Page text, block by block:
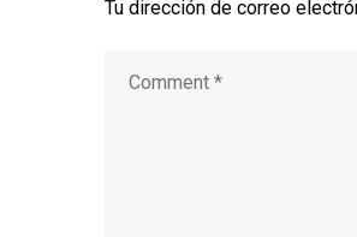
Tu dirección de correo